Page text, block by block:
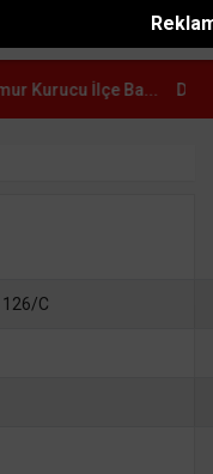
İlçe Ba... Durmuş
C